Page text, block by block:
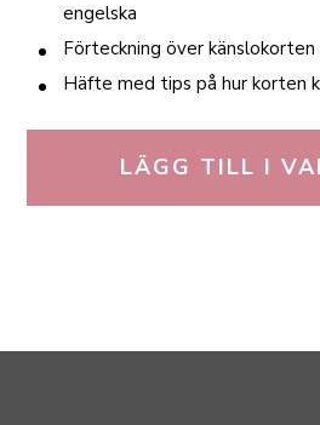
engelska
Förteckning över känslokorten
Häfte med tips på hur korten
LÄGG TILL I